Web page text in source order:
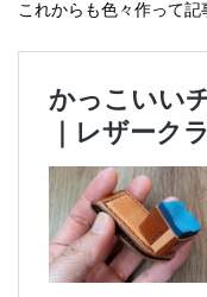
これからも色々作って記